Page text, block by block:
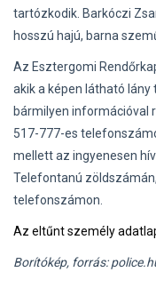
tartózkodik. Barkóczi
hosszú hajú, barna
Az Esztergomi
akik a képen látható
bármilyen információval
517-777-es
mellett az ingyenesen
Telefontanú
telefonszámon.
Az eltűnt személy
Borítókép, forrás: